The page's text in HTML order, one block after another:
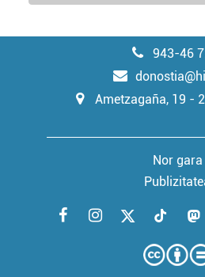
943-46
Ametzagaña, 19 -
Nor gara